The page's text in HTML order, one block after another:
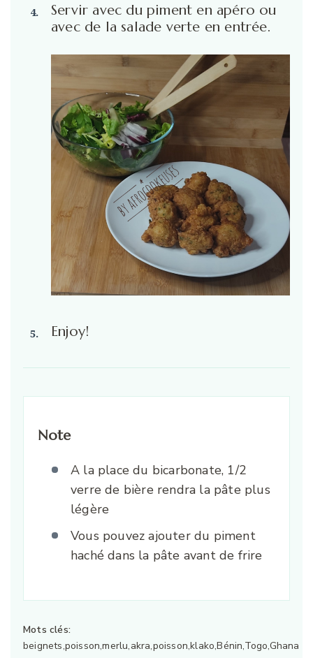
Servir avec du piment en apéro ou
avec de la salade verte en entrée.
Enjoy!
Note
A la place du bicarbonate, 1/2
verre de bière rendra la pâte plus
légère
Vous pouvez ajouter du piment
haché dans la pâte avant de frire
Mots clés:
beignets,poisson,merlu,akra,poisson,klako,Bénin,Togo,Ghana